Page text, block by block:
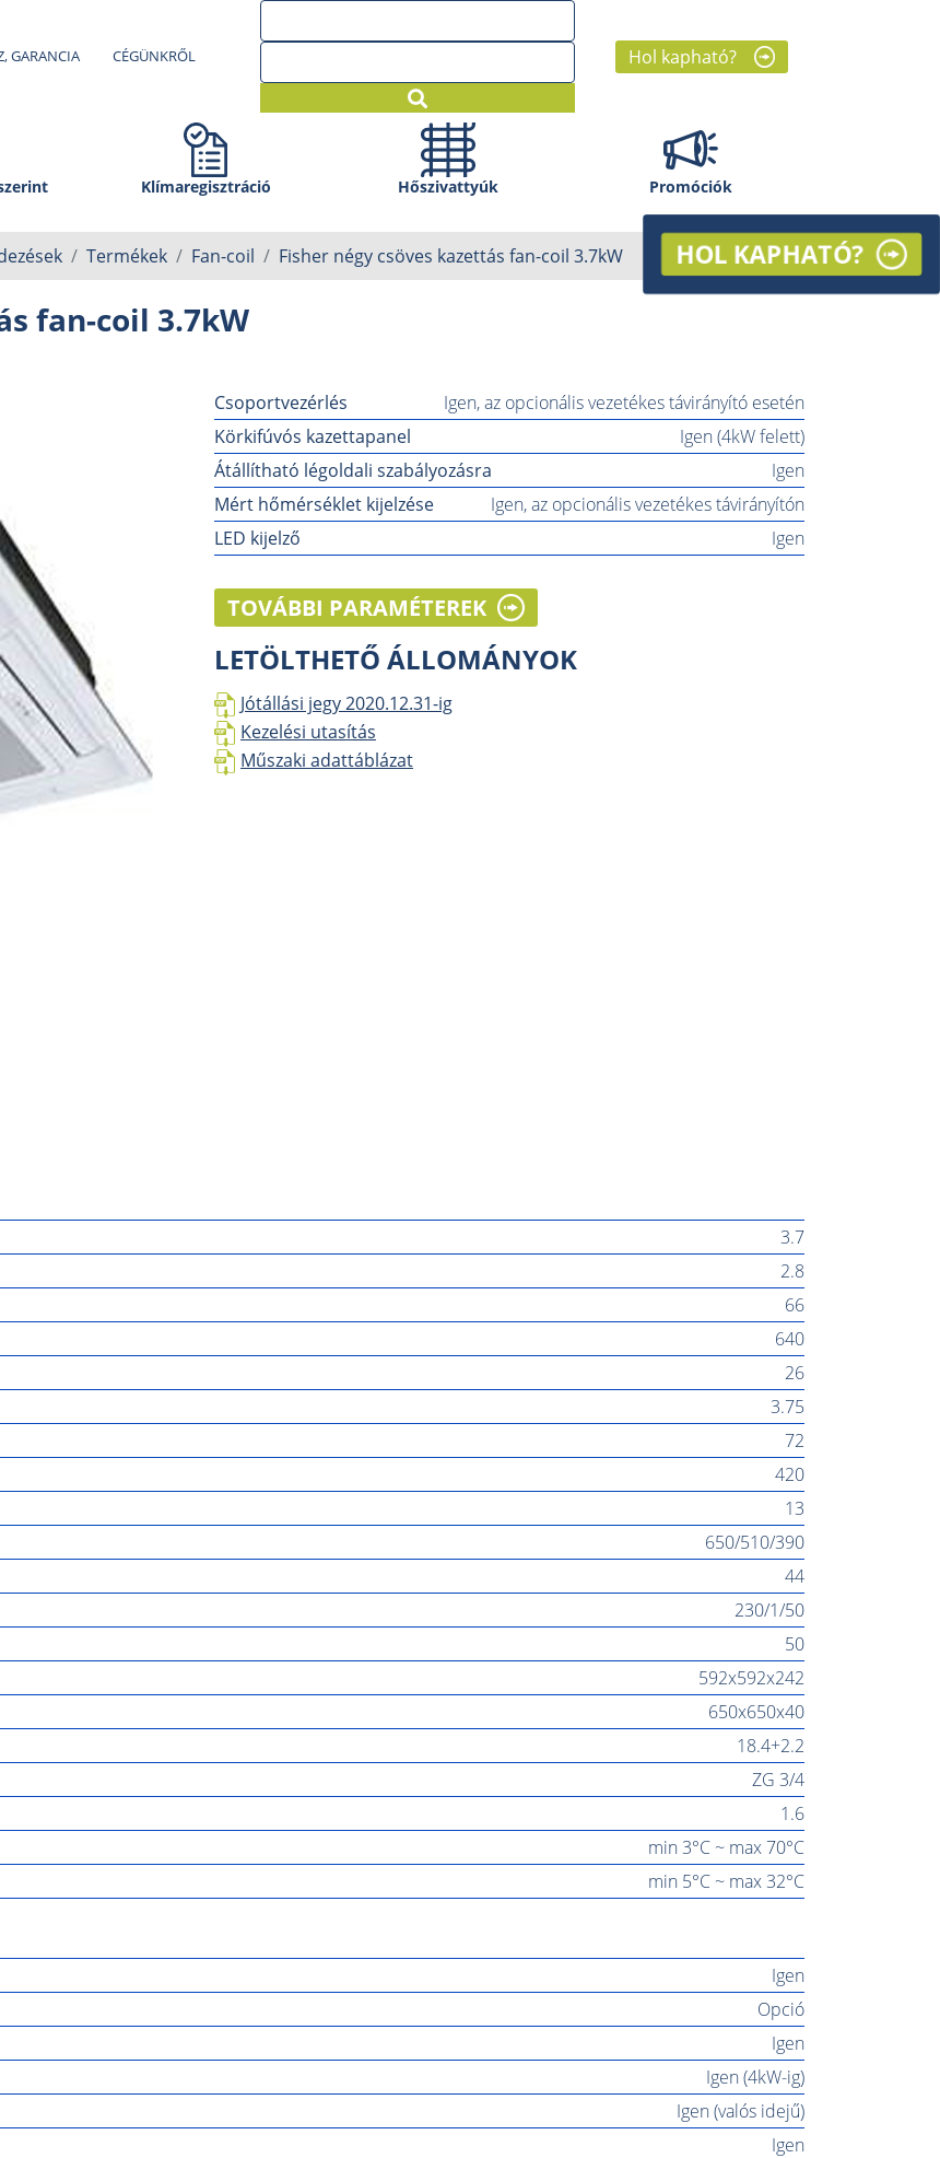
GARANCIA CÉGÜNKRŐL Hol kapható?
Klíma­regisztráció Hőszivattyúk Promóciók
Termékek Fan-coil Fisher négy csöves kazettás fan-coil 3.7kW
fan-coil 3.7kW
Csoportvezérlés
Igen, az opcionális vezetékes távirányító esetén
Körkifúvós kazettapanel
Igen (4kW felett)
Átállítható légoldali szabályozásra
Igen
Mért hőmérséklet kijelzése
Igen, az opcionális vezetékes távirányítón
LED kijelző
Igen
TOVÁBBI PARAMÉTEREK
LETÖLTHETŐ ÁLLOMÁNYOK
Jótállási jegy 2020.12.31-ig
Kezelési utasítás
Műszaki adattáblázat
3.7
2.8
66
640
26
3.75
72
420
13
650/510/390
44
230/1/50
50
592x592x242
650x650x40
18.4+2.2
ZG 3/4
1.6
min 3°C ~ max 70°C
min 5°C ~ max 32°C
Igen
Opció
Igen
Igen (4kW-ig)
Igen (valós idejű)
Igen
HOL KAPHATÓ?